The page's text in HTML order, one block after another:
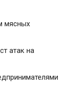
мясных
атак на